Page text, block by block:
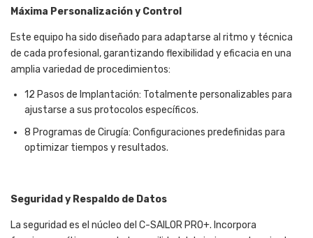
Máxima Personalización y Control
Este equipo ha sido diseñado para adaptarse al ritmo y técnica
de cada profesional, garantizando flexibilidad y eficacia en una
amplia variedad de procedimientos:
12 Pasos de Implantación: Totalmente personalizables para
ajustarse a sus protocolos específicos.
8 Programas de Cirugía: Configuraciones predefinidas para
optimizar tiempos y resultados.
Seguridad y Respaldo de Datos
La seguridad es el núcleo del C-SAILOR PRO+. Incorpora